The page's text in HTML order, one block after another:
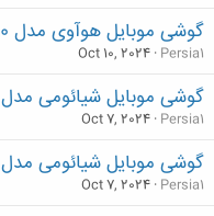
گوشی موبایل هوآوی مدل nova 10 دو سیم کارت ظرفیت 256 گیگابایت و رم 8 گیگابایت
Persia1
Oct 10, 2024
گوشی موبایل شیائومی مدل Redmi Note 12 Turbo 5G دو سیم کارت ظرفیت 1 ترابایت و رم 16گیگابایت
Persia1
Oct 7, 2024
گوشی موبایل شیائومی مدل 14 Ultra 5G دو سیم کارت ظرفیت 512 گیگابایت و رم 16 گیگابایت
Persia1
Oct 7, 2024